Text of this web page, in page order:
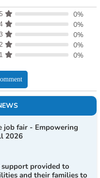
5 0%
0%
0%
0%
1 0%
job fair - Empowering
2026
provided to
and their families to